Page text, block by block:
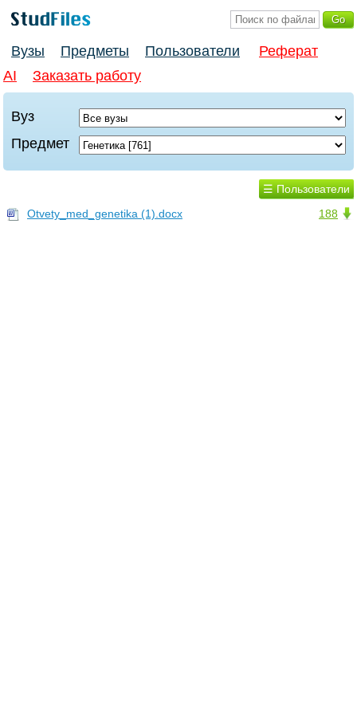
Вузы Предметы Пользователи
Реферат
AI
Заказать работу
Вуз
Предмет
☰ Пользователи
188
Otvety_med_genetika (1).docx